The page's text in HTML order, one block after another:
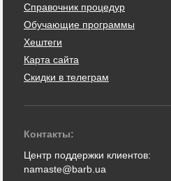
Справочник процедур
Обучающие программы
Хештеги
Карта сайта
Скидки в телеграм
Контакты:
Центр поддержки клиентов:
namaste@barb.ua